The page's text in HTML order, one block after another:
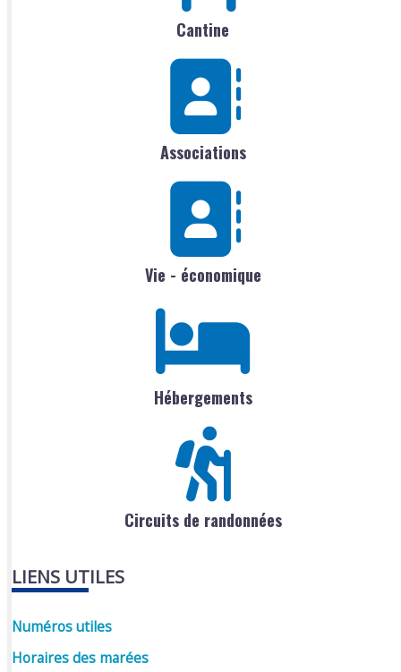
Cantine
Associations
Vie - économique
Hébergements
Circuits de randonnées
LIENS UTILES
Numéros utiles
Horaires des marées